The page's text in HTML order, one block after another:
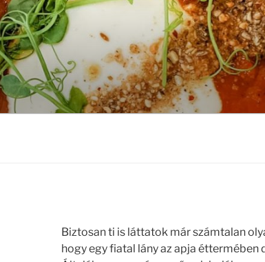
Biztosan ti is láttatok már számtalan
hogy egy fiatal lány az apja